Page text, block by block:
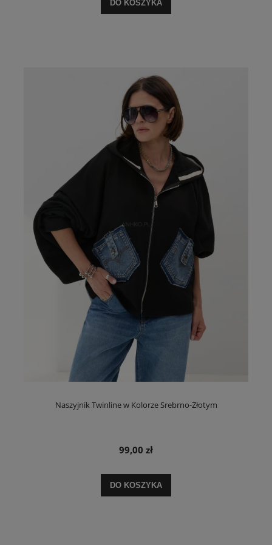
DO KOSZYKA
Naszyjnik Twinline w Kolorze Srebrno-Złotym
99,00 zł
DO KOSZYKA